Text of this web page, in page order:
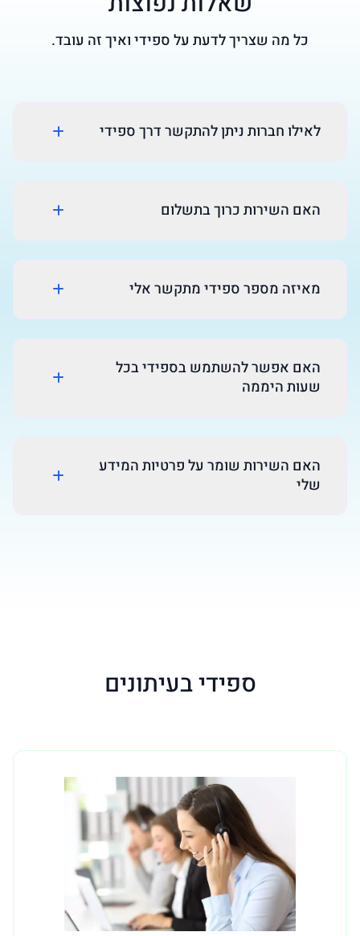
כל מה שצריך לדעת על ספידי ואיך זה עובד.
לאילו חברות ניתן להתקשר דרך ספידי
האם השירות כרוך בתשלום
מאיזה מספר ספידי מתקשר אלי
האם אפשר להשתמש בספידי בכל
שעות היממה
האם השירות שומר על פרטיות המידע
שלי
ספידי בעיתונים